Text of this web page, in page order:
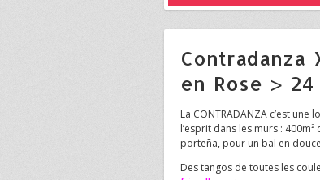
Contradanza
en Rose > 24
La CONTRADANZA c’est
l’esprit dans les murs :
porteña, pour un bal en
Des tangos de toutes les